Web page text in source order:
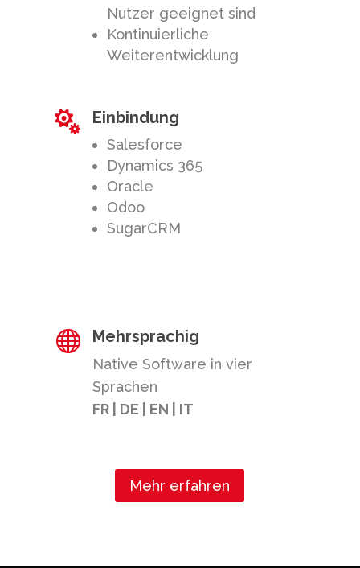
Nutzer geeignet sind
Kontinuierliche
Weiterentwicklung
 Einbindung
Salesforce
Dynamics 365
Oracle
Odoo
SugarCRM
 Mehrsprachig
Native Software in vier
Sprachen
FR | DE | EN | IT
Mehr erfahren